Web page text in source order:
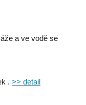
a ve vodě se
. >> detail